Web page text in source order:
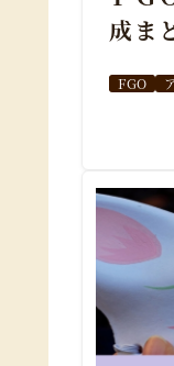
成ま
FGO